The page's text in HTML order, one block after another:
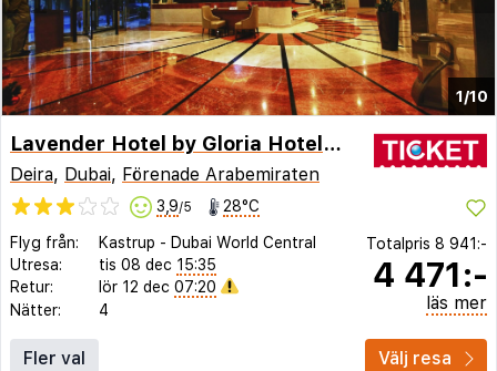
1/10
Lavender Hotel by Gloria Hotels and Resorts
Deira, Dubai, Förenade Arabemiraten
3,9/5 28°C
Flyg från: Kastrup - Dubai World Central
Utresa:
tis 08 dec 15:35
Retur:
lör 12 dec 07:20
Nätter:
4
Totalpris 8 941:-
4 471:-
läs mer
Fler val Välj resa